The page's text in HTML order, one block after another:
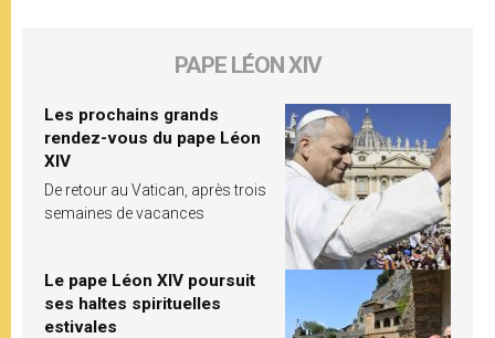
PAPE LÉON XIV
Les prochains grands
rendez-vous du pape Léon
XIV
De retour au Vatican, après trois
semaines de vacances
Le pape Léon XIV poursuit
ses haltes spirituelles
estivales